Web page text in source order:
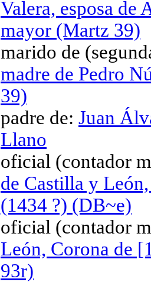
Valera, esposa de
mayor (Martz 39)
marido de
madre de Pedro
39)
padre de: Juan
Llano
oficial (contador
de Castilla y
(1434 ?) (DB~e)
oficial (contador
León, Corona de
93r)